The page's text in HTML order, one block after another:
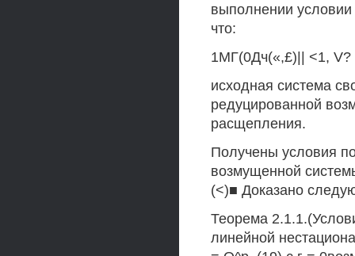
выполнении условии
что:
1МГ(0Дч(«,£)|| <1, V?
исходная система
редуцированной
расщепления.
Получены условия
возмущенной
(<)■ Доказано
Теорема
линейной